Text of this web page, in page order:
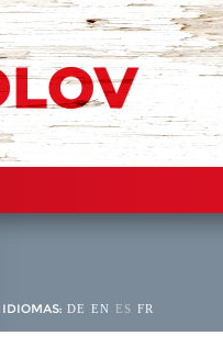
IDIOMAS: DE EN ES FR